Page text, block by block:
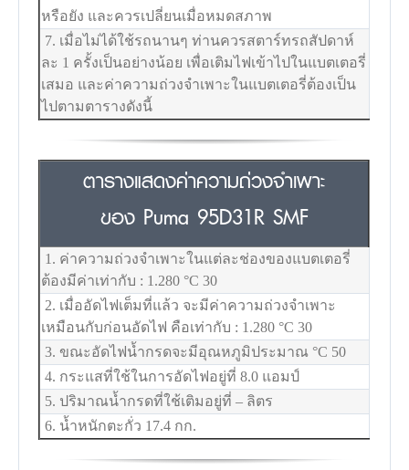
หรือยัง และควรเปลี่ยนเมื่อหมดสภาพ
7. เมื่อไม่ได้ใช้รถนานๆ ท่านควรสตาร์ทรถสัปดาห์
ละ 1 ครั้งเป็นอย่างน้อย เพื่อเติมไฟเข้าไปในแบตเตอรี่
เสมอ และค่าความถ่วงจำเพาะในแบตเตอรี่ต้องเป็น
ไปตามตารางดังนี้
ตารางแสดงค่าความถ่วงจำเพาะ
ของ Puma 95D31R SMF
1. ค่าความถ่วงจำเพาะในแต่ละช่องของแบตเตอรี่
ต้องมีค่าเท่ากับ : 1.280 °C 30
2. เมื่ออัดไฟเต็มที่แล้ว จะมีค่าความถ่วงจำเพาะ
เหมือนกับก่อนอัดไฟ คือเท่ากับ : 1.280 °C 30
3. ขณะอัดไฟน้ำกรดจะมีอุณหภูมิประมาณ °C 50
4. กระแสที่ใช้ในการอัดไฟอยู่ที่ 8.0 แอมป์
5. ปริมาณน้ำกรดที่ใช้เติมอยู่ที่ – ลิตร
6. น้ำหนักตะกั่ว 17.4 กก.